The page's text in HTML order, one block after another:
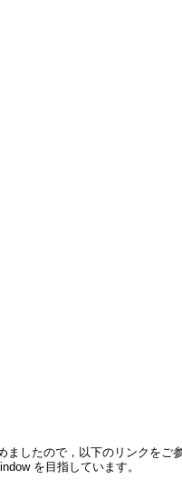
したので，以下のリンクをご
を目指しています。